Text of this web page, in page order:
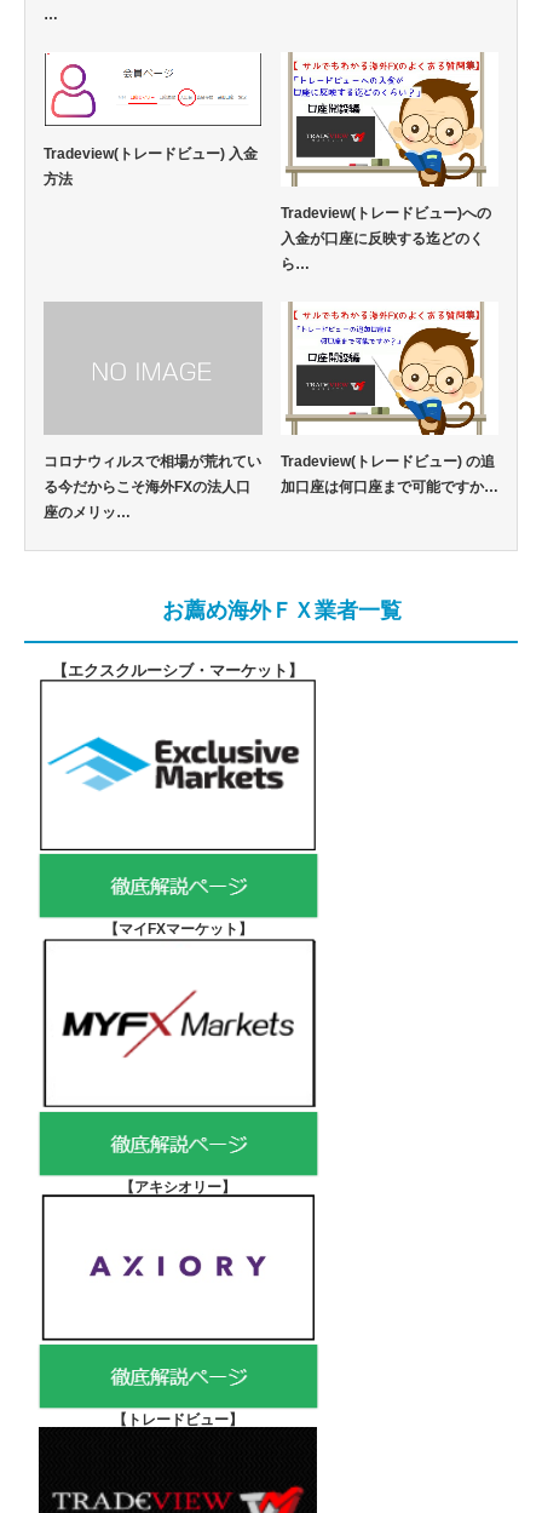
…
Tradeview(トレードビュー) 入金
方法
Tradeview(トレードビュー)への
入金が口座に反映する迄どのく
ら…
コロナウィルスで相場が荒れてい
る今だからこそ海外FXの法人口
座のメリッ…
Tradeview(トレードビュー) の追
加口座は何口座まで可能ですか…
お薦め海外ＦＸ業者一覧
【エクスクルーシブ・マーケット 】
【マイFXマーケット 】
【アキシオリー】
【 トレードビュー】